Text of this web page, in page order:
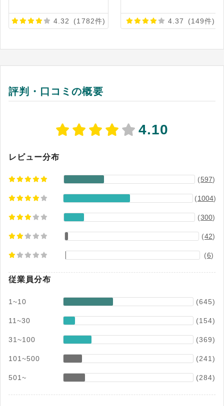
4.32 (1782件) 4.37 (149件)
評判・口コミの概要
4.10
レビュー分布
(597)
(1004)
(300)
(42)
(6)
従業員分布
1~10 (645)
11~30 (154)
31~100 (369)
101~500 (241)
501~ (284)